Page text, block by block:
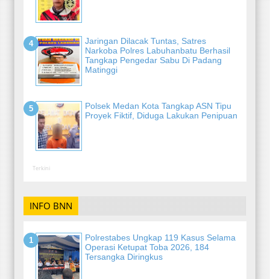
Jaringan Dilacak Tuntas, Satres
Narkoba Polres Labuhanbatu Berhasil
Tangkap Pengedar Sabu Di Padang
Matinggi
Polsek Medan Kota Tangkap ASN Tipu
Proyek Fiktif, Diduga Lakukan Penipuan
Terkini
INFO BNN
Polrestabes Ungkap 119 Kasus Selama
Operasi Ketupat Toba 2026, 184
Tersangka Diringkus